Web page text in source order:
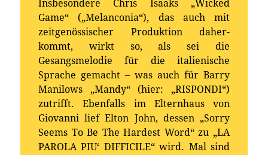
Insbesondere Chris Isaaks „Wicked
Game“ („Melanconia“), das auch mit
zeitgenössischer Produktion daher-
kommt, wirkt so, als sei die
Gesangsmelodie für die italienische
Sprache gemacht – was auch für Barry
Manilows „Mandy“ (hier: „RISPONDI“)
zutrifft. Ebenfalls im Elternhaus von
Giovanni lief Elton John, dessen „Sorry
Seems To Be The Hardest Word“ zu „LA
PAROLA PIU‘ DIFFICILE“ wird. Mal sind